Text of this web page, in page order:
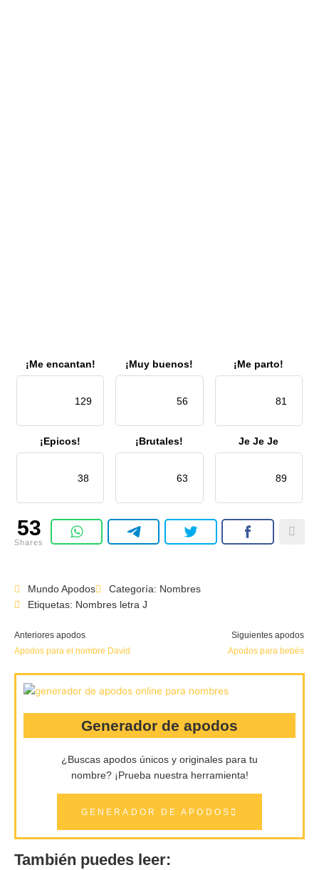
¡Me encantan!
129
¡Muy buenos!
56
¡Me parto!
81
¡Epicos!
38
¡Brutales!
63
Je Je Je
89
53
Shares
Mundo Apodos Categoría: Nombres
Etiquetas: Nombres letra J
Anteriores apodos
Apodos para el nombre David
Siguientes apodos
Apodos para bebés
Generador de apodos
¿Buscas apodos únicos y originales para tu
nombre? ¡Prueba nuestra herramienta!
GENERADOR DE APODOS
También puedes leer: